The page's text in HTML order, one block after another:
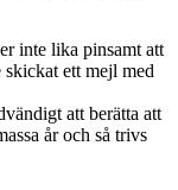
inte lika pinsamt att
ett mejl med
att berätta att
år och så trivs